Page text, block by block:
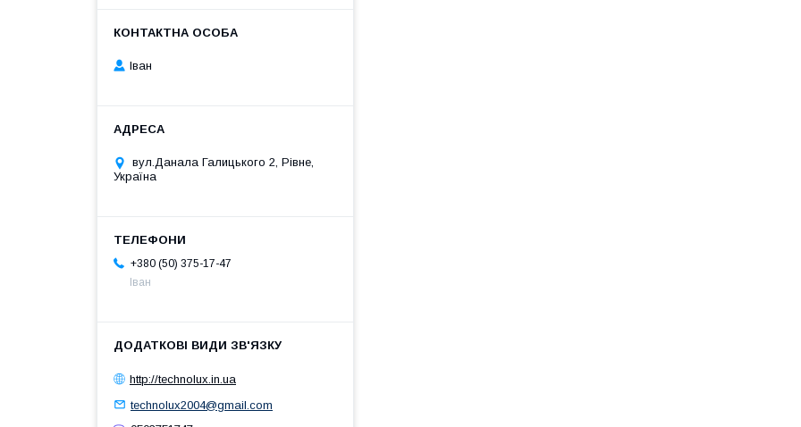
Іван
вул.Данала Галицького 2, Рівне,
Україна
+380 (50) 375-17-47
Іван
http://technolux.in.ua
technolux2004@gmail.com